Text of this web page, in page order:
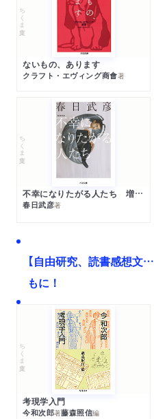
ちくま文庫
ないもの、あります
クラフト・エヴィング商會著
ちくま文庫
不幸になりたがる人たち 増補新版
春日武彦著
【自由研究、読書感想文
もに！
ちくま文庫
考現学入門
今和次郎著藤森照信編